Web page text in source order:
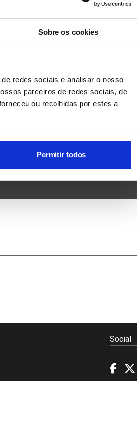
Sobre os cookies
redes sociais e analisar o nosso
parceiros de redes sociais, de
ou recolhidas por estes a
Permitir todos
Social